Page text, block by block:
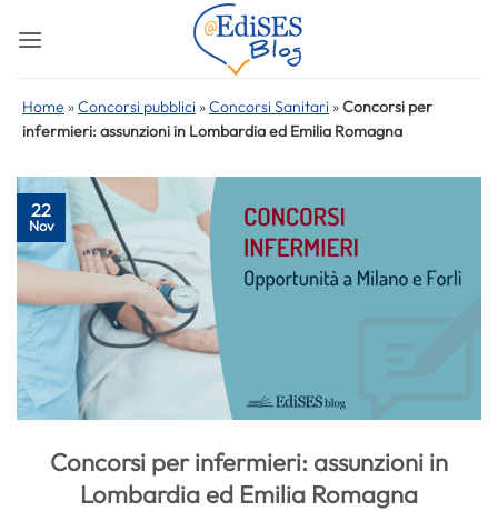
Home »Concorsi pubblici »Concorsi Sanitari »Concorsi per
infermieri: assunzioni in Lombardia ed Emilia Romagna
22
Nov
Concorsi per infermieri: assunzioni in
Lombardia ed Emilia Romagna